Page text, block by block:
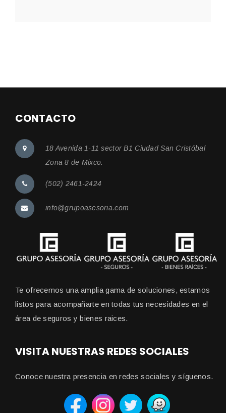
CONTACTO
18 Avenida 1-11 sector B1 Ciudad San Cristóbal
Zona 8 de Mixco.
(502) 2461-2424
info@grupoasesoria.com
Te ofrecemos una amplia gama de soluciones, estamos
listos para acompañarte en todas tus necesidades en el
área de seguros y bienes raices.
VISITA NUESTRAS REDES SOCIALES
Conoce nuestra presencia en redes sociales y síguenos.